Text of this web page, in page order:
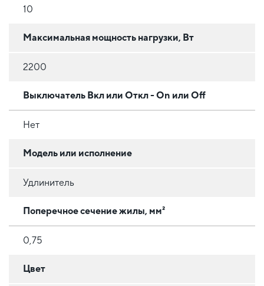
10
Максимальная мощность нагрузки, Вт
2200
Выключатель Вкл или Откл - On или Off
Нет
Модель или исполнение
Удлинитель
Поперечное сечение жилы, мм²
0,75
Цвет